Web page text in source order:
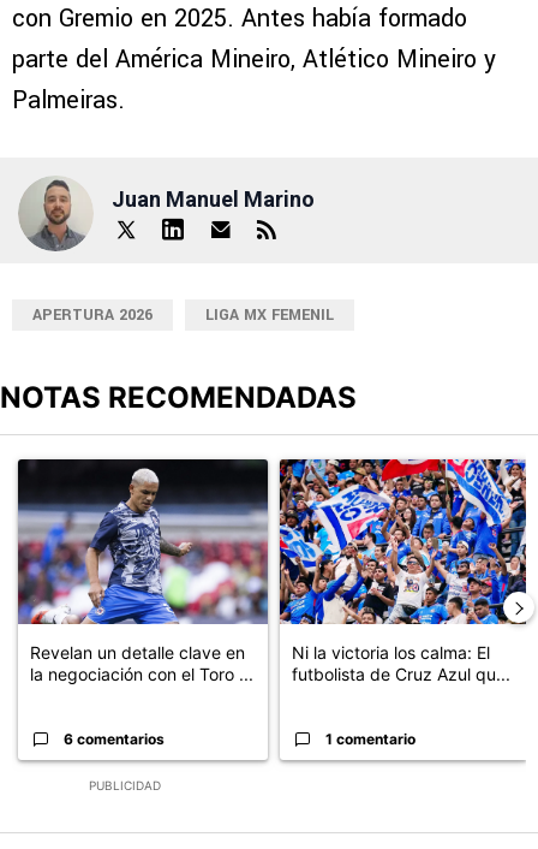
con Gremio en 2025. Antes había formado
parte del América Mineiro, Atlético Mineiro y
Palmeiras.
Juan Manuel Marino
APERTURA 2026 LIGA MX FEMENIL
NOTAS RECOMENDADAS
PUBLICIDAD
Un artículo de tendencia con el título "Revelan un detalle clave
Revelan un detalle clave en
la negociación con el Toro ...
6 comentarios
Un artículo de tendencia con el
Ni la victoria los calma: El
futbolista de Cruz Azul qu...
1 comentario